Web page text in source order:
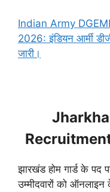
Indian Army
2026: इंडियन आर्मी
जारी।
Recruitment
झारखंड होम गार्ड के पद
उम्मीदवारों को